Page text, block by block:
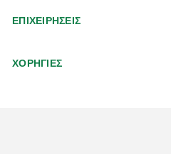
ΕΠΙΧΕΙΡΗΣΕΙΣ
ΧΟΡΗΓΙΕΣ